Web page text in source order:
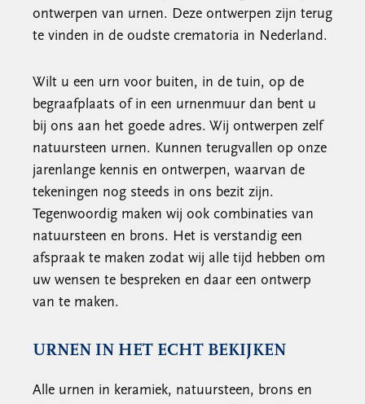
ontwerpen van urnen. Deze ontwerpen zijn terug
te vinden in de oudste crematoria in Nederland.
Wilt u een urn voor buiten, in de tuin, op de
begraafplaats of in een urnenmuur dan bent u
bij ons aan het goede adres. Wij ontwerpen zelf
natuursteen urnen. Kunnen terugvallen op onze
jarenlange kennis en ontwerpen, waarvan de
tekeningen nog steeds in ons bezit zijn.
Tegenwoordig maken wij ook combinaties van
natuursteen en brons. Het is verstandig een
afspraak te maken zodat wij alle tijd hebben om
uw wensen te bespreken en daar een ontwerp
van te maken.
URNEN IN HET ECHT BEKIJKEN
Alle urnen in keramiek, natuursteen, brons en